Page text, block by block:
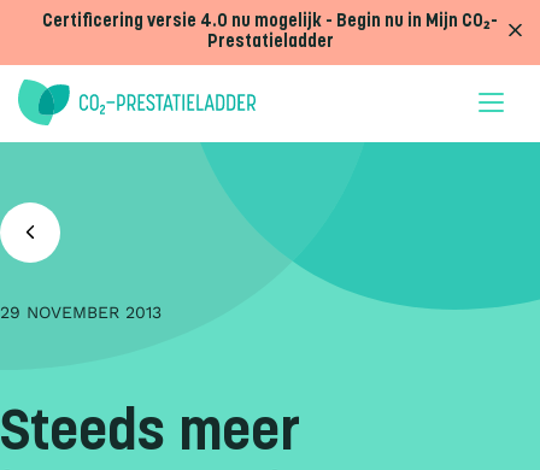
Certificering versie 4.0 nu mogelijk - Begin nu in Mijn CO₂-
Prestatieladder
29 NOVEMBER 2013
Steeds meer